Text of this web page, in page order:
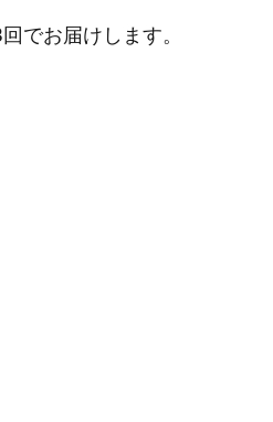
でお届けします。